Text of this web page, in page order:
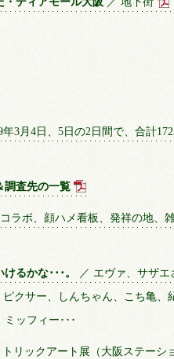
3月4日、5日の2日間で、合計
調査先の一覧
ラボ、顔ハメ看板、発祥の地、
るかな･･･。
／ エヴァ、サザ
クサー、しんちゃん、こち亀、
ッフィー･･･
トリックアート展（大阪ステーシ